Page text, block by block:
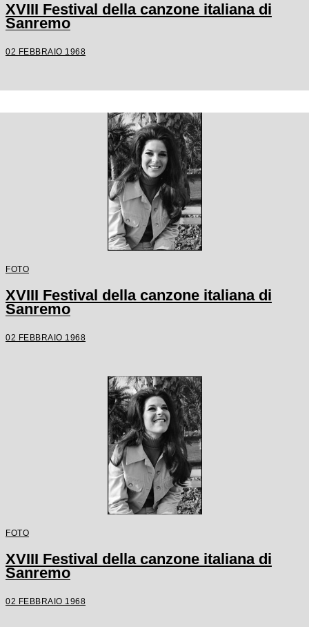
XVIII Festival della canzone italiana di
Sanremo
02 FEBBRAIO 1968
FOTO
XVIII Festival della canzone italiana di
Sanremo
02 FEBBRAIO 1968
FOTO
XVIII Festival della canzone italiana di
Sanremo
02 FEBBRAIO 1968